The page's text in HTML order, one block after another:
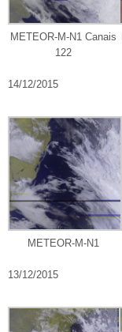
METEOR-M-N1 Canais
122
14/12/2015
METEOR-M-N1
13/12/2015